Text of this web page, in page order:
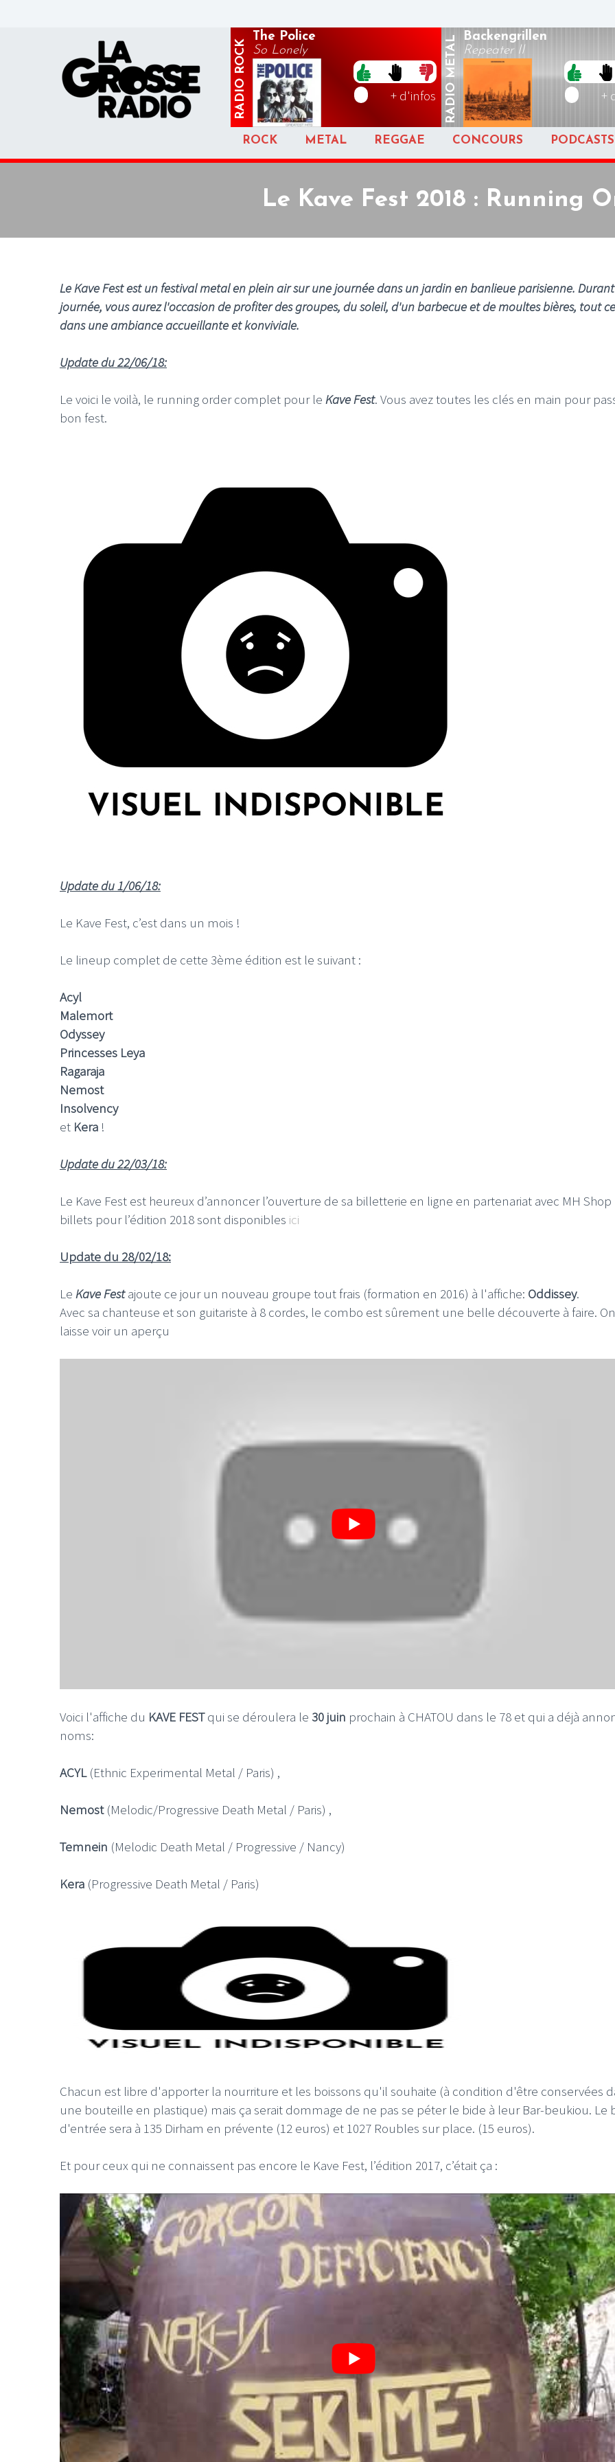
RADIO
ROCK
The Police
So Lonely
+ d'infos RADIO
METAL Backengrillen
Repeater II
+
ROCK METAL REGGAE CONCOURS PODCASTS
Le Kave Fest 2018 : Running
Le Kave Fest est un festival metal en plein air sur une journée dans un jardin en banlieue parisienne.
journée, vous aurez l'occasion de profiter des groupes, du soleil, d'un barbecue et de moultes bières, tout
dans une ambiance accueillante et konviviale.
Update du 22/06/18:
Le voici le voilà, le running order complet pour le Kave Fest. Vous avez toutes les clés en main pour
bon fest.
Update du 1/06/18:
Le Kave Fest, c’est dans un mois !
Le lineup complet de cette 3ème édition est le suivant :
Acyl
Malemort
Odyssey
Princesses Leya
Ragaraja
Nemost
Insolvency
et Kera !
Update du 22/03/18:
Le Kave Fest est heureux d’annoncer l’ouverture de sa billetterie en ligne en partenariat avec MH Shop
billets pour l’édition 2018 sont disponibles ici
Update du 28/02/18:
Le Kave Festajoute ce jour un nouveau groupe tout frais (formation en 2016) à l'affiche: Oddissey.
Avec sa chanteuse et son guitariste à 8 cordes, le combo est sûrement une belle découverte à faire.
laisse voir un aperçu
Voici l'affiche du KAVE FESTqui se déroulera le 30 juin prochain à CHATOU dans le 78 et qui a déjà
noms:
ACYL(Ethnic Experimental Metal / Paris) ,
Nemost (Melodic/Progressive Death Metal / Paris) ,
Temnein (Melodic Death Metal / Progressive / Nancy)
Kera (Progressive Death Metal / Paris)
Chacun est libre d'apporter la nourriture et les boissons qu'il souhaite (à condition d'être conservées
une bouteille en plastique) mais ça serait dommage de ne pas se péter le bide à leur Bar-beukiou. Le
d'entrée sera à 135 Dirham en prévente (12 euros) et 1027 Roubles sur place. (15 euros).
Et pour ceux qui ne connaissent pas encore le Kave Fest, l’édition 2017, c’était ça :